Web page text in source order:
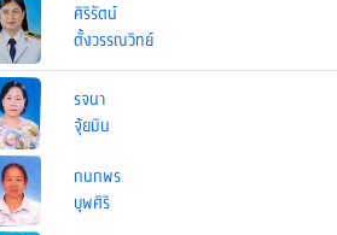
ศิริรัตน์
ตั้งวรรณวิทย์
รจนา
จุ้ยมิน
กนกพร
บุพศิริ